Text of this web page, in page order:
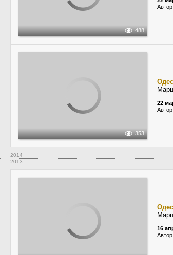
488
Автор:
353
22
Автор:
2014
2013
16
Автор: